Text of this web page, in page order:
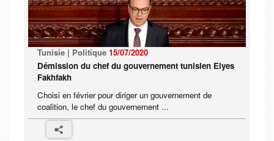
Tunisie | Politique 15/07/2020
Démission du chef du gouvernement tunisien Elyes
Fakhfakh
Choisi en février pour diriger un gouvernement de
coalition, le chef du gouvernement ...